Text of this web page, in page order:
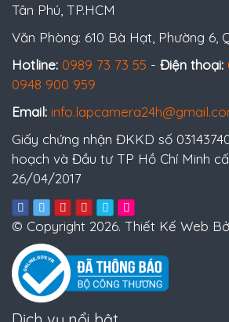
Tân Phú, TP.HCM
Văn Phòng: 610 Bà Hạt, Phường 6,
Hotline: 0989 73 73 55 - Điện thoại:
0948 900 959
Email:
Giấy chứng nhận ĐKKD số
hoạch và Đầu tư TP Hồ Chí Minh
26/04/2017
© Copyright 2026. Thiết Kế Web